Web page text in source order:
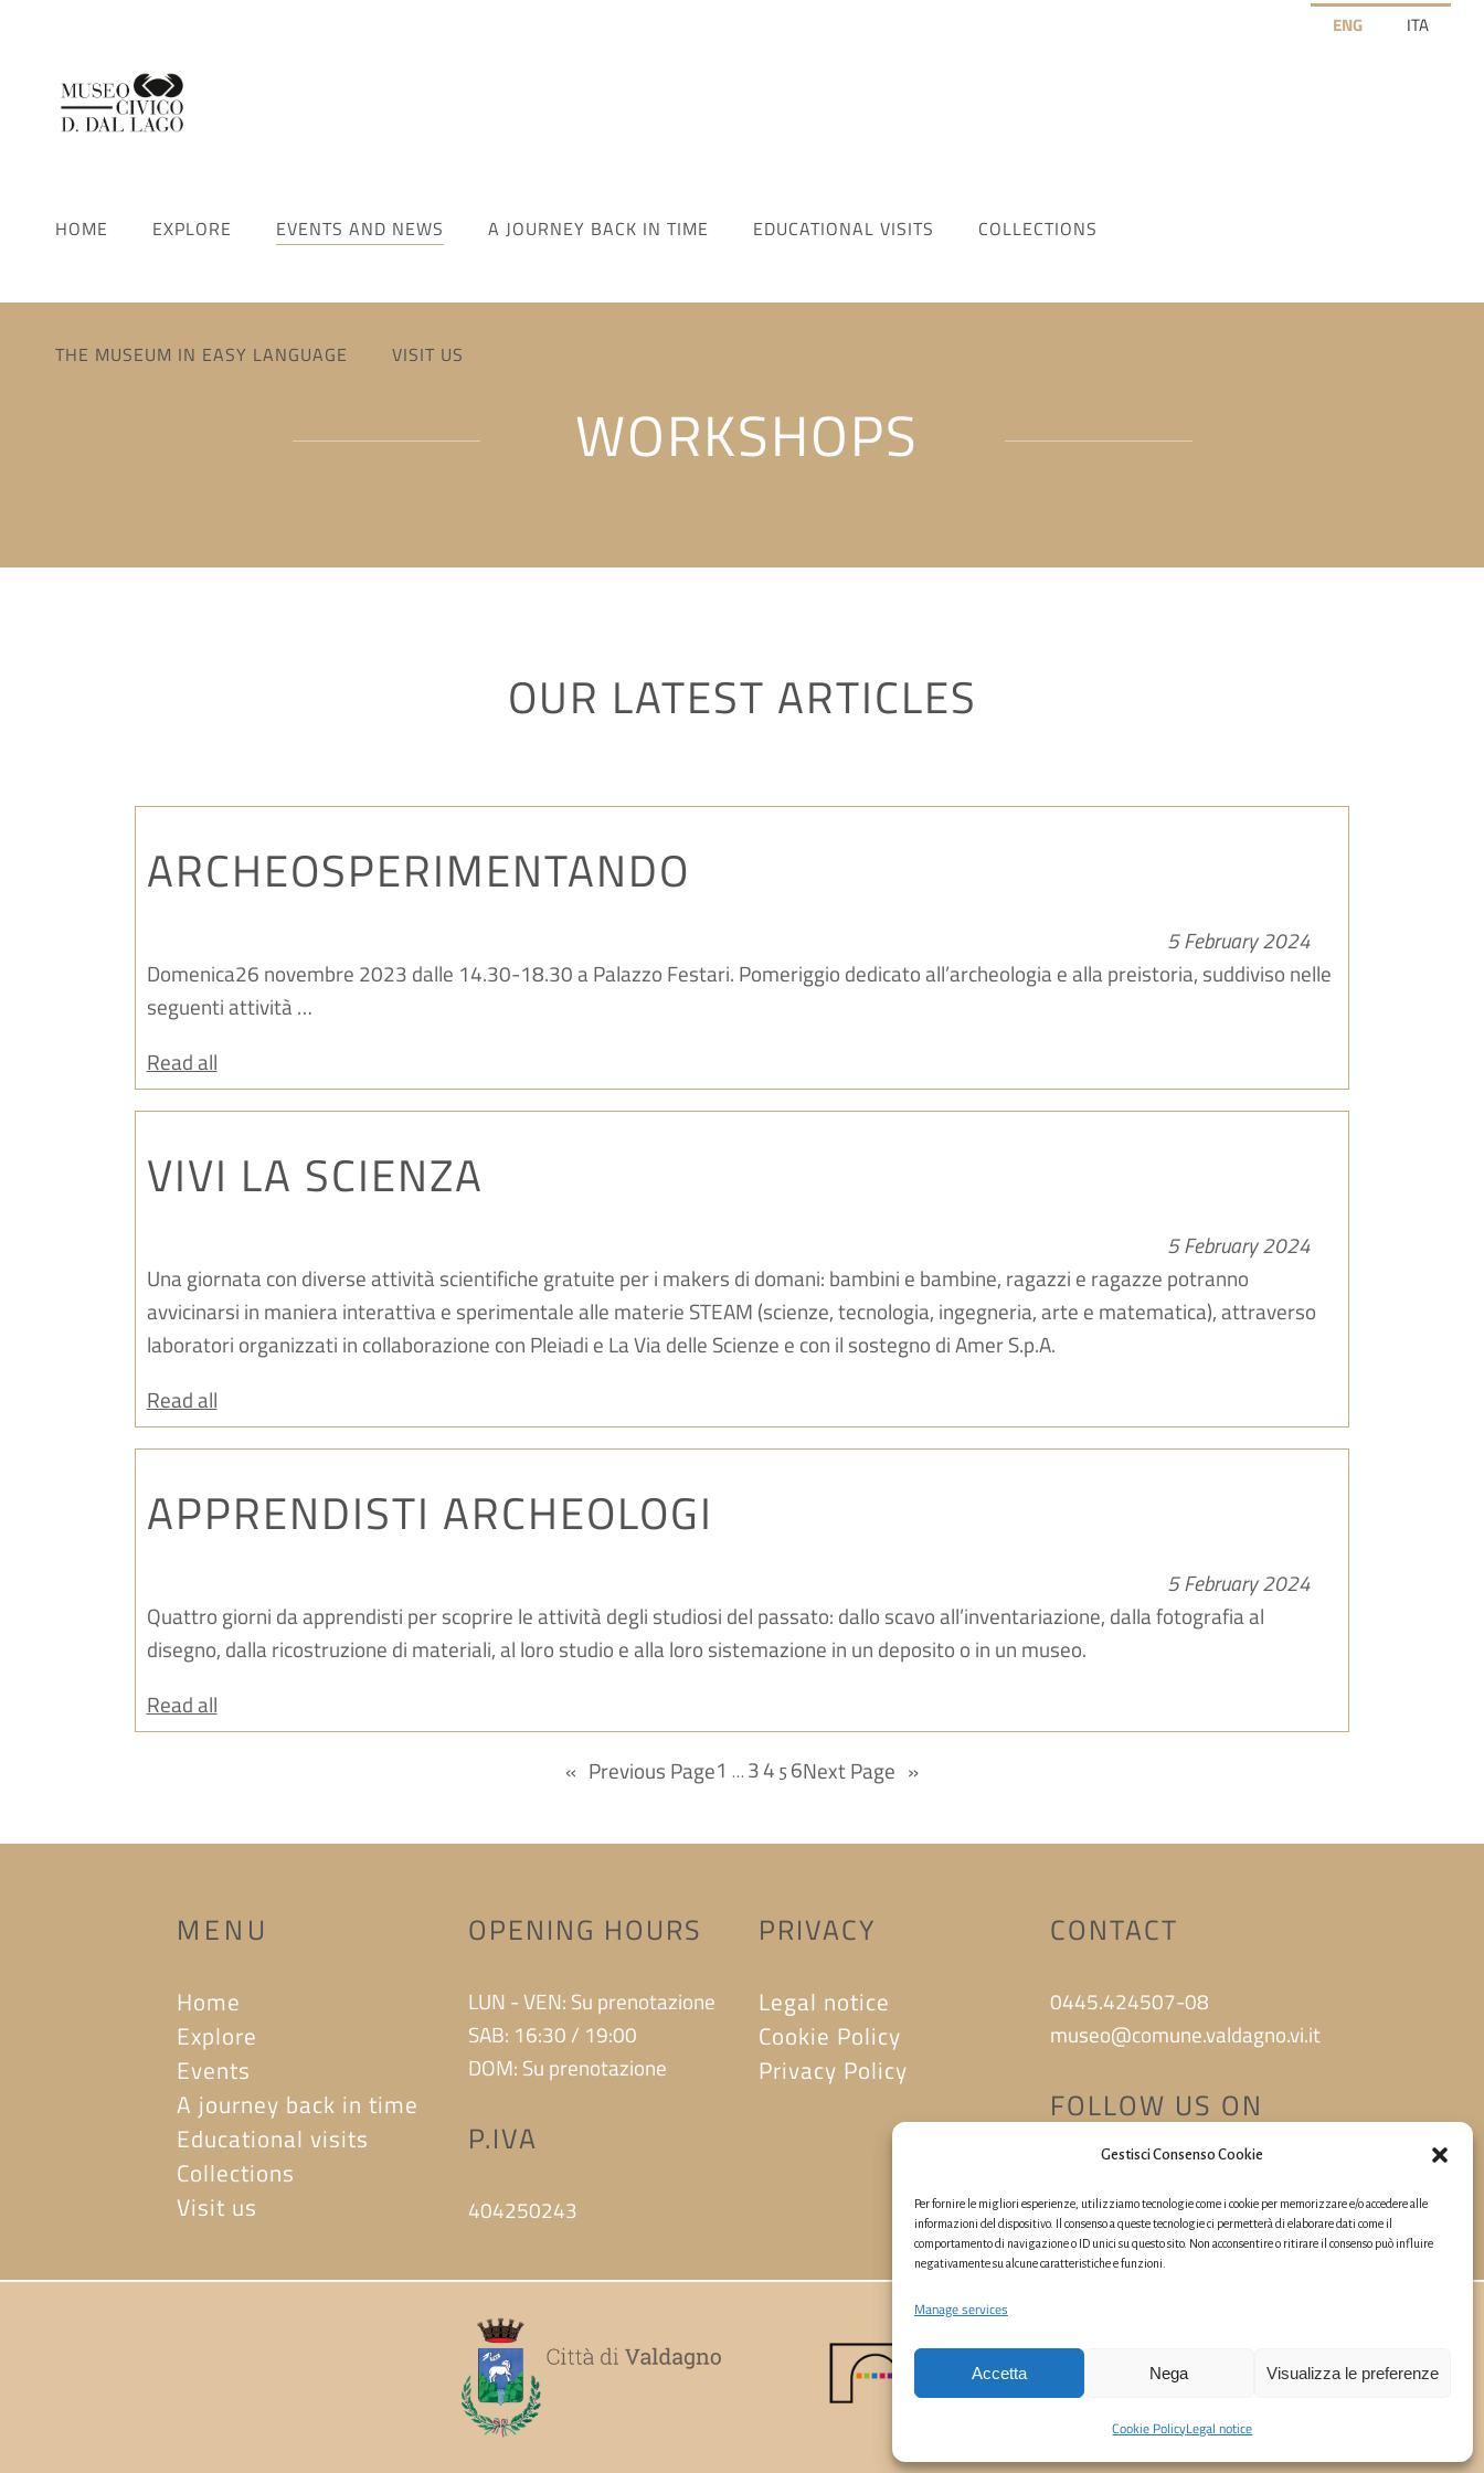
Gestisci Consenso Cookie
Per fornire le migliori esperienze, utilizziamo tecnologie come i cookie per memorizzare e/o accedere alle
informazioni del dispositivo. Il consenso a queste tecnologie ci permetterà di elaborare dati come il
comportamento di navigazione o ID unici su questo sito. Non acconsentire o ritirare il consenso può influire
negativamente su alcune caratteristiche e funzioni.
Manage services
Accetta Nega Visualizza le preferenze
Cookie PolicyLegal notice
ENG ITA
HOME EXPLORE EVENTS AND NEWS A JOURNEY BACK IN TIME EDUCATIONAL VISITS COLLECTIONS
THE MUSEUM IN EASY LANGUAGE VISIT US
WORKSHOPS
OUR LATEST ARTICLES
ARCHEOSPERIMENTANDO
5 February 2024
Domenica26 novembre 2023 dalle 14.30-18.30 a Palazzo Festari. Pomeriggio dedicato all’archeologia e alla preistoria, suddiviso nelle
seguenti attività …
Read all
VIVI LA SCIENZA
5 February 2024
Una giornata con diverse attività scientifiche gratuite per i makers di domani: bambini e bambine, ragazzi e ragazze potranno
avvicinarsi in maniera interattiva e sperimentale alle materie STEAM (scienze, tecnologia, ingegneria, arte e matematica), attraverso
laboratori organizzati in collaborazione con Pleiadi e La Via delle Scienze e con il sostegno di Amer S.p.A.
Read all
APPRENDISTI ARCHEOLOGI
5 February 2024
Quattro giorni da apprendisti per scoprire le attività degli studiosi del passato: dallo scavo all’inventariazione, dalla fotografia al
disegno, dalla ricostruzione di materiali, al loro studio e alla loro sistemazione in un deposito o in un museo.
Read all
« Previous Page1 … 34 5 6Next Page »
MENU
Home
Explore
Events
A journey back in time
Educational visits
Collections
Visit us
OPENING HOURS
LUN - VEN: Su prenotazione
SAB: 16:30 / 19:00
DOM: Su prenotazione
P.IVA
404250243
PRIVACY
Legal notice
Cookie Policy
Privacy Policy
CONTACT
0445.424507-08
museo@comune.valdagno.vi.it
FOLLOW US ON